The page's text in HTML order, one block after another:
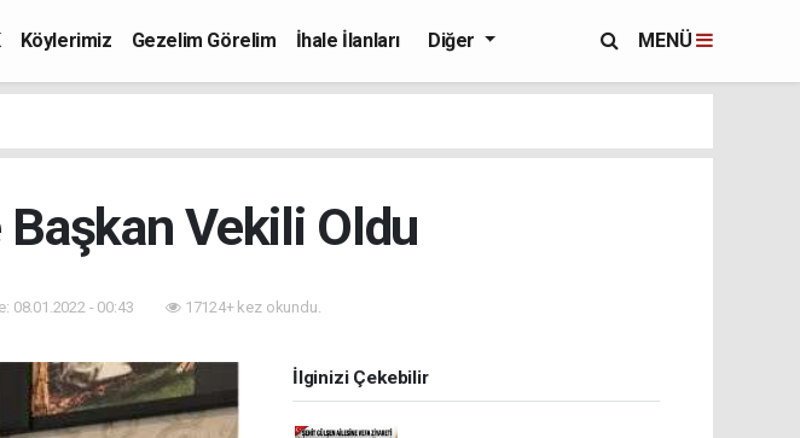
Köylerimiz Gezelim Görelim
İhale İlanları
Diğer MENÜ
Vekili Oldu
08.01.2022 - 00:43 17124+ kez okundu.
İlginizi Çekebilir